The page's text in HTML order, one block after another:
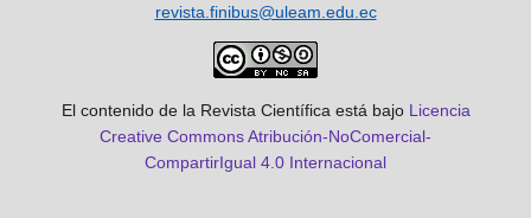
revista.finibus@uleam.edu.ec
El contenido de la Revista Científica está bajo Licencia
Creative Commons Atribución-NoComercial-
CompartirIgual 4.0 Internacional